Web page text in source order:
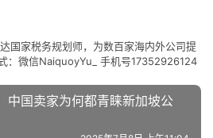
国家税务规划师，为数百家海内外公司提
：微信NaiquoyYu_ 手机号17352926124
中国卖家为何都青睐新加坡公